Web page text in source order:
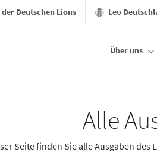
Deutschen Lions Leo
Über uns
Alle
Seite finden Sie alle Ausgaben des